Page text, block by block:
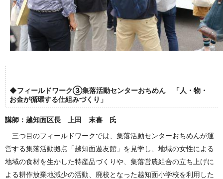
◆フィールドワーク③集落活動センターおちめん 「人・物・
お金が循環する仕組みづくり」
講師：越知面区長 上田 末喜 氏
三つ目のフィールドワークでは、集落活動センターおちめんが運
営する集落活動拠点「越知面遊友館」を見学し、地域の女性による
地域の食材を生かした特産品づくりや、集落営農組合の立ち上げに
よる耕作放棄地減少の活動、廃校となった越知面小学校を利用した